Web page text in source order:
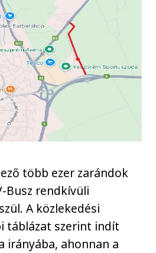
több ezer zarándok
Busz rendkívüli
A közlekedési
táblázat szerint indít
irányába, ahonnan a